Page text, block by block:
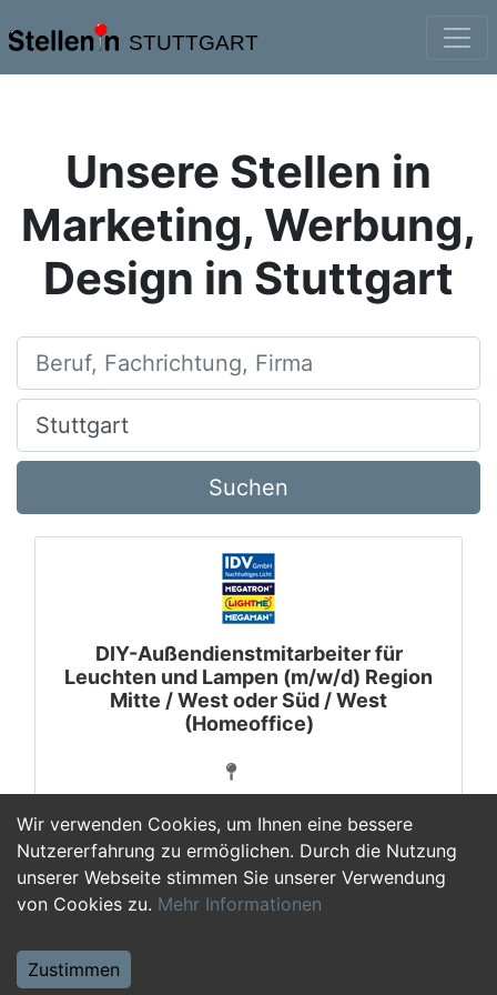
STUTTGART
Wir verwenden Cookies, um Ihnen eine bessere
Nutzererfahrung zu ermöglichen. Durch die Nutzung
unserer Webseite stimmen Sie unserer Verwendung
von Cookies zu. Mehr Informationen
Zustimmen
Unsere Stellen in
Marketing, Werbung,
Design in Stuttgart
Beruf, Fachrichtung, Firma
Ort, Stadt
Suchen
DIY-Außendienstmitarbeiter für
Leuchten und Lampen (m/w/d) Region
Mitte / West oder Süd / West
(Homeoffice)
1